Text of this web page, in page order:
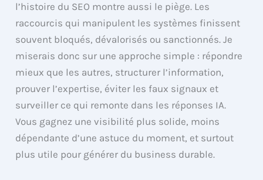
l’histoire du SEO montre aussi le piège. Les
raccourcis qui manipulent les systèmes finissent
souvent bloqués, dévalorisés ou sanctionnés. Je
miserais donc sur une approche simple : répondre
mieux que les autres, structurer l’information,
prouver l’expertise, éviter les faux signaux et
surveiller ce qui remonte dans les réponses IA.
Vous gagnez une visibilité plus solide, moins
dépendante d’une astuce du moment, et surtout
plus utile pour générer du business durable.